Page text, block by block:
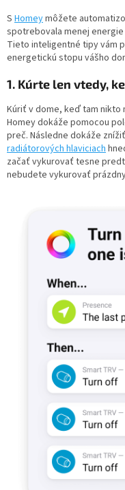
S Homeymôžete
spotrebovala menej
Tieto inteligentné tipy vám
energetickú stopu vášho
1. Kúrte len vtedy,
Kúriť v dome, keď tam nikto
Homey dokáže pomocou
preč. Následne dokáže
radiátorových hlaviciach
začať vykurovať tesne
nebudete vykurovať